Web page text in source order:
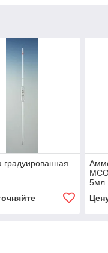
градуированная
МСО
5мл.